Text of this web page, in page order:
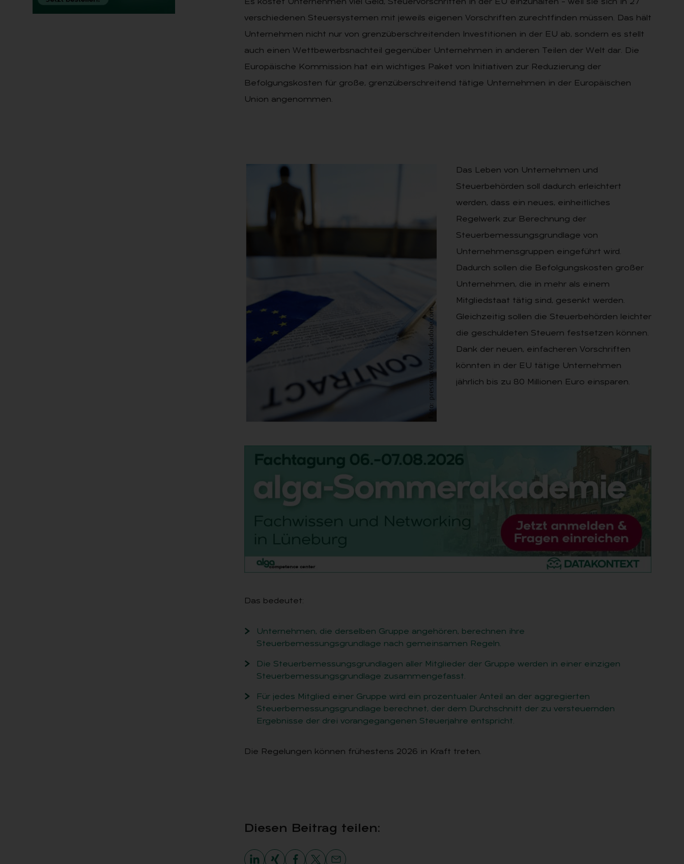
Es kostet Unternehmen viel Geld, Steuervorschriften in der EU einzuhalten – weil sie sich in 27
verschiedenen Steuersystemen mit jeweils eigenen Vorschriften zurechtfinden müssen. Das hält
Unternehmen nicht nur von grenzüberschreitenden Investitionen in der EU ab, sondern es stellt
auch einen Wettbewerbsnachteil gegenüber Unternehmen in anderen Teilen der Welt dar. Die
Europäische Kommission hat ein wichtiges Paket von Initiativen zur Reduzierung der
Befolgungskosten für große, grenzüberschreitend tätige Unternehmen in der Europäischen
Union angenommen.
Das Leben von Unternehmen und
Steuerbehörden soll dadurch erleichtert
werden, dass ein neues, einheitliches
Regelwerk zur Berechnung der
Steuerbemessungsgrundlage von
Unternehmensgruppen eingeführt wird.
Dadurch sollen die Befolgungskosten großer
Unternehmen, die in mehr als einem
Mitgliedstaat tätig sind, gesenkt werden.
Gleichzeitig sollen die Steuerbehörden leichter
die geschuldeten Steuern festsetzen können.
Dank der neuen, einfacheren Vorschriften
könnten in der EU tätige Unternehmen
jährlich bis zu 80 Millionen Euro einsparen.
Das bedeutet:
Unternehmen, die derselben Gruppe angehören, berechnen ihre
Steuerbemessungsgrundlage nach gemeinsamen Regeln.
Die Steuerbemessungsgrundlagen aller Mitglieder der Gruppe werden in einer einzigen
Steuerbemessungsgrundlage zusammengefasst.
Für jedes Mitglied einer Gruppe wird ein prozentualer Anteil an der aggregierten
Steuerbemessungsgrundlage berechnet, der dem Durchschnitt der zu versteuernden
Ergebnisse der drei vorangegangenen Steuerjahre entspricht.
Die Regelungen können frühestens 2026 in Kraft treten.
Die­sen Bei­trag tei­len: